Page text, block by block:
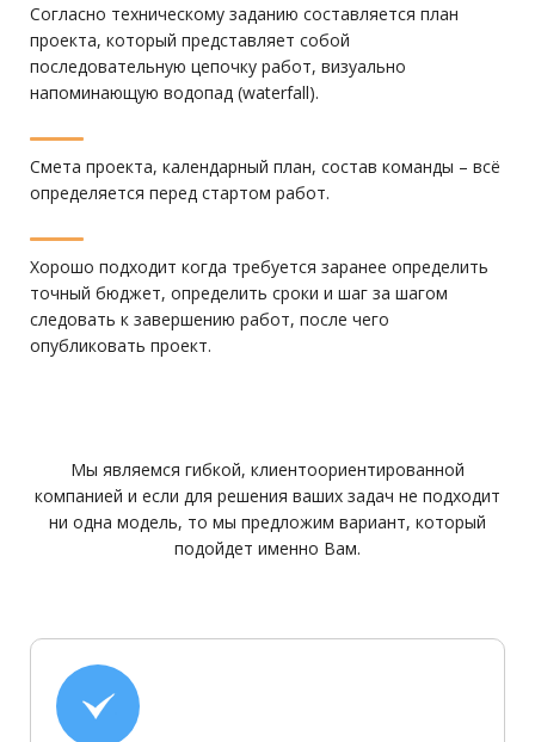
Согласно техническому заданию составляется план
проекта, который представляет собой
последовательную цепочку работ, визуально
напоминающую водопад (waterfall).
Смета проекта, календарный план, состав команды – всё
определяется перед стартом работ.
Хорошо подходит когда требуется заранее определить
точный бюджет, определить сроки и шаг за шагом
следовать к завершению работ, после чего
опубликовать проект.
Мы являемся гибкой, клиентоориентированной
компанией и если для решения ваших задач не подходит
ни одна модель, то мы предложим вариант, который
подойдет именно Вам.